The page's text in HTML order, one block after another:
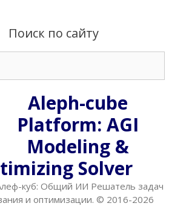
Поиск по сайту
Aleph-cube
Platform: AGI
Modeling &
Solver
куб: Общий ИИ Решатель задач
и оптимизации. © 2016-2026